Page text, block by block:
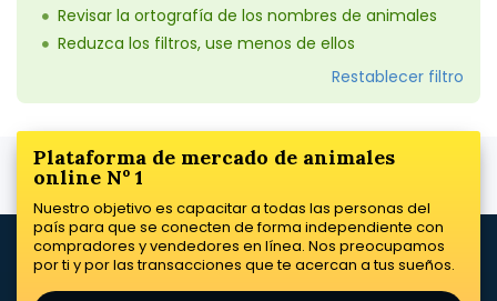
Revisar la ortografía de los nombres de animales
Reduzca los filtros, use menos de ellos
Restablecer filtro
Plataforma de mercado de animales
online Nº 1
Nuestro objetivo es capacitar a todas las personas del
país para que se conecten de forma independiente con
compradores y vendedores en línea. Nos preocupamos
por ti y por las transacciones que te acercan a tus sueños.